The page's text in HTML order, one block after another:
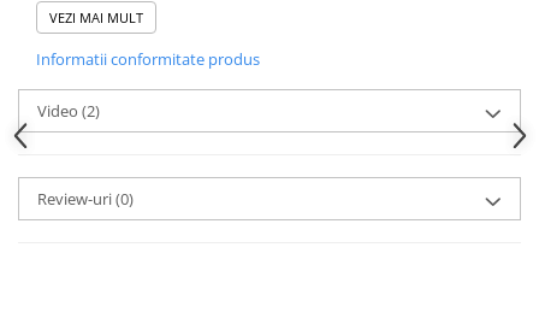
Phthalo Blue, Cerulean Blue, Teal,
1 stilou din sticlă pentru detalii fine și linii
elegante
1 pensulă pentru aplicare și amestec
1 călimară (ink well) pentru mixuri sau curățare
VEZI MAI MULT
Informatii conformitate produs
Video (2)
Review-uri(0)